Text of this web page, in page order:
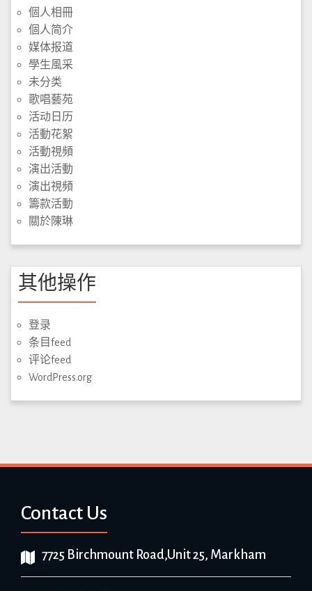
個人相冊
個人简介
媒体报道
學生風采
未分类
歌唱藝苑
活动日历
活動花絮
活動視頻
演出活動
演出視頻
籌款活動
關於陳琳
其他操作
登录
条目feed
评论feed
WordPress.org
Contact Us
7725 Birchmount Road,Unit 25, Markham